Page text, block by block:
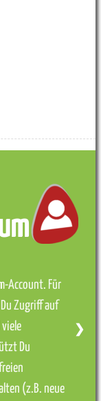
Account. Für
Zugriff auf
Du
(z.B. neue
❯